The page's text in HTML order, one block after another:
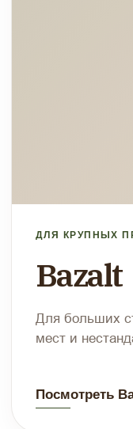
ДЛЯ КРУПНЫХ
Bazalt
Для больших
мест и
Посмотреть